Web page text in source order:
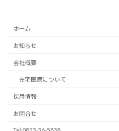
ホーム
お知らせ
会社概要
在宅医療について
採用情報
お問合せ